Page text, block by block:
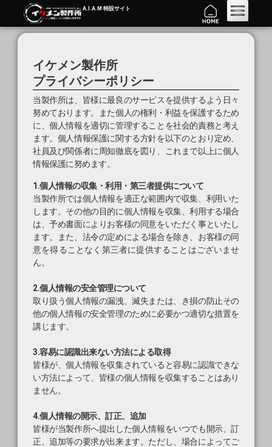
A.I.A.M 特設サイト
イケメン製作所
プライバシーポリシー
当製作所は、皆様に最良のサービスを提供するよう日々
努めております。また個人の権利・利益を保護するため
に、個人情報を適切に管理することを社会的責務と考え
ます。個人情報保護に関する方針を以下のとおり定め、
社員及び関係者に周知徹底を図り、これまで以上に個人
情報保護に努めます。
1.個人情報の収集・利用・第三者提供について
当製作所では個人情報を適正な範囲内で収集、利用いた
します。その他の目的に個人情報を収集、利用する場合
は、予め書面によりお客様の同意をいただく事といたし
ます。また、法令の定めによる場合を除き、お客様の同
意を得ることなく第三者に提供することはございませ
ん。
2.個人情報の安全管理について
取り扱う個人情報の漏洩、滅失または、き損の防止その
他の個人情報の安全管理のために必要かつ適切な措置を
講じます。
3.容易に認識出来ない方法による取得
皆様が、個人情報を収集されていると容易に認識できな
い方法によって、皆様の個人情報を収集することはあり
ません。
4.個人情報の開示、訂正、追加
皆様が当製作所へ提出した個人情報をいつでも開示、訂
正、追加等の要求が出来ます。ただし、場合によってご